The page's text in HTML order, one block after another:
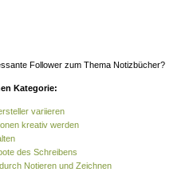
Follower zum Thema Notizbücher?
Kategorie:
variieren
kreativ werden
des Schreibens
Notieren und Zeichnen